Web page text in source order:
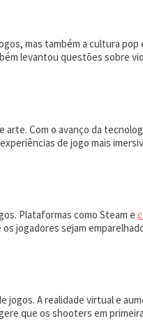
mas também a cultura pop
levantou questões sobre
Com o avanço da
de jogo mais
Plataformas como Steam e
jogadores sejam
A realidade virtual e
que os shooters em